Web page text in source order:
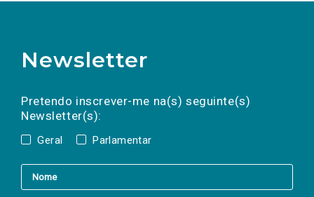
Newsletter
Pretendo inscrever-me na(s) seguinte(s)
Newsletter(s):
Geral Parlamentar
a(s) newsletter(s).
mail